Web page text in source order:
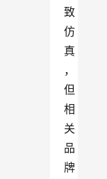
致
仿
真
，
但
相
关
品
牌